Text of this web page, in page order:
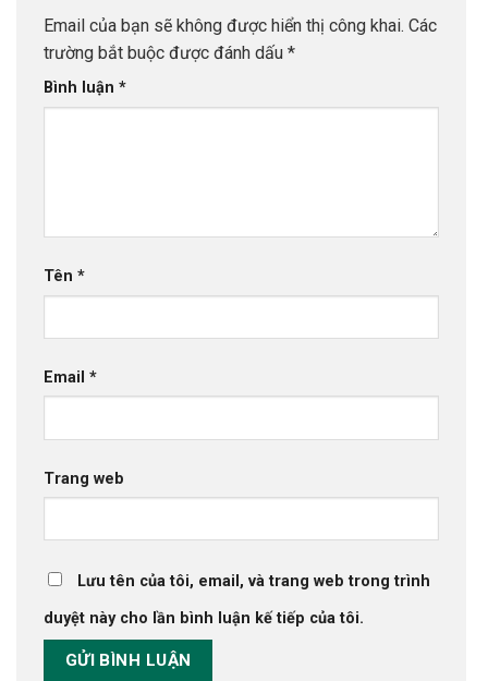
Email của bạn sẽ không được hiển thị công khai. Các
trường bắt buộc được đánh dấu *
Bình luận *
Tên *
Email *
Trang web
Lưu tên của tôi, email, và trang web trong trình
duyệt này cho lần bình luận kế tiếp của tôi.